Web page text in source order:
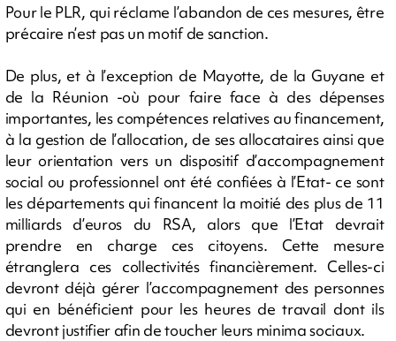
Pour le PLR, qui réclame l’abandon de ces mesures, être
précaire n’est pas un motif de sanction.
De plus, et à l’exception de Mayotte, de la Guyane et
de la Réunion -où pour faire face à des dépenses
importantes, les compétences relatives au financement,
à la gestion de l’allocation, de ses allocataires ainsi que
leur orientation vers un dispositif d’accompagnement
social ou professionnel ont été confiées à l’Etat- ce sont
les départements qui financent la moitié des plus de 11
milliards d’euros du RSA, alors que l’Etat devrait
prendre en charge ces citoyens. Cette mesure
étranglera ces collectivités financièrement. Celles-ci
devront déjà gérer l’accompagnement des personnes
qui en bénéficient pour les heures de travail dont ils
devront justifier afin de toucher leurs minima sociaux.